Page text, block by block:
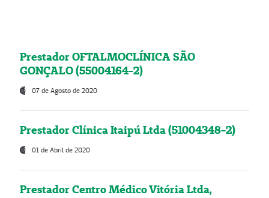
Prestador OFTALMOCLÍNICA SÃO
GONÇALO (55004164-2)
07 de Agosto de 2020
Prestador Clínica Itaipú Ltda (51004348-2)
01 de Abril de 2020
Prestador Centro Médico Vitória Ltda,